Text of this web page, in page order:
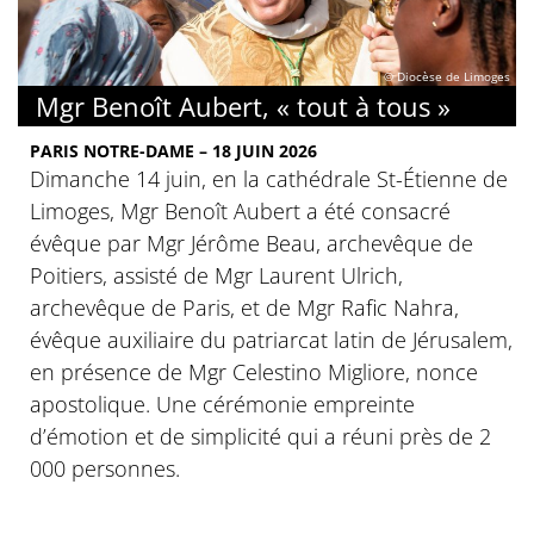
© Diocèse de Limoges
Mgr Benoît Aubert, « tout à tous »
PARIS NOTRE-DAME – 18 JUIN 2026
Dimanche 14 juin, en la cathédrale St-Étienne de
Limoges, Mgr Benoît Aubert a été consacré
évêque par Mgr Jérôme Beau, archevêque de
Poitiers, assisté de Mgr Laurent Ulrich,
archevêque de Paris, et de Mgr Rafic Nahra,
évêque auxiliaire du patriarcat latin de Jérusalem,
en présence de Mgr Celestino Migliore, nonce
apostolique. Une cérémonie empreinte
d’émotion et de simplicité qui a réuni près de 2
000 personnes.